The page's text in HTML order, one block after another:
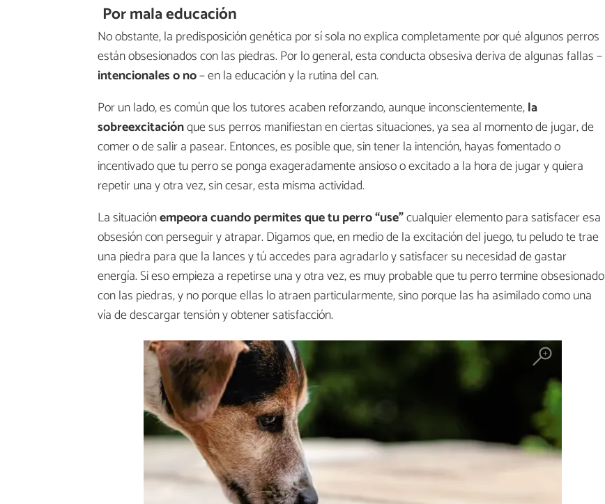
Por mala educación
No obstante, la predisposición genética por sí sola no explica completamente por qué algunos perros
están obsesionados con las piedras. Por lo general, esta conducta obsesiva deriva de algunas fallas –
intencionales o no– en la educación y la rutina del can.
Por un lado, es común que los tutores acaben reforzando, aunque inconscientemente,la
sobreexcitaciónque sus perros manifiestan en ciertas situaciones, ya sea al momento de jugar, de
comer o de salir a pasear. Entonces, es posible que, sin tener la intención, hayas fomentado o
incentivado que tu perro se ponga exageradamente ansioso o excitado a la hora de jugar y quiera
repetir una y otra vez, sin cesar, esta misma actividad.
La situaciónempeora cuando permites que tu perro “use”cualquier elemento para satisfacer esa
obsesión con perseguir y atrapar. Digamos que, en medio de la excitación del juego, tu peludo te trae
una piedra para que la lances y tú accedes para agradarlo y satisfacer su necesidad de gastar
energía. Si eso empieza a repetirse una y otra vez, es muy probable que tu perro termine obsesionado
con las piedras, y no porque ellas lo atraen particularmente, sino porque las ha asimilado como una
vía de descargar tensión y obtener satisfacción.